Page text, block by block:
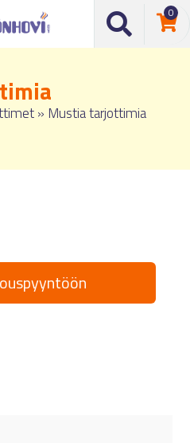
0
» Mustia tarjottimia